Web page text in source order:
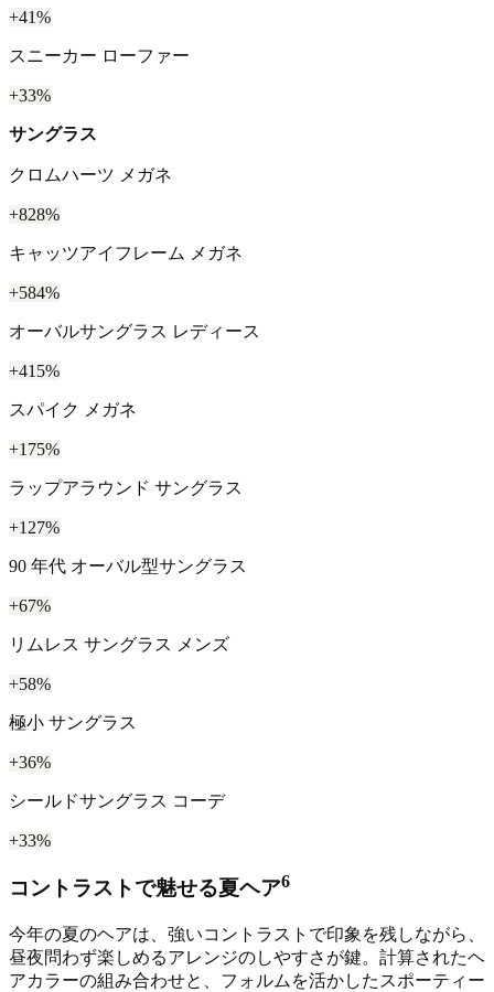
+41%
スニーカー ローファー
+33%
サングラス
クロムハーツ メガネ
+828%
キャッツアイフレーム メガネ
+584%
オーバルサングラス レディース
+415%
スパイク メガネ
+175%
ラップアラウンド サングラス
+127%
90 年代 オーバル型サングラス
+67%
リムレス サングラス メンズ
+58%
極小 サングラス
+36%
シールドサングラス コーデ
+33%
コントラストで魅せる夏ヘア6
今年の夏のヘアは、強いコントラストで印象を残しながら、
昼夜問わず楽しめるアレンジのしやすさが鍵。計算されたヘ
アカラーの組み合わせと、フォルムを活かしたスポーティー